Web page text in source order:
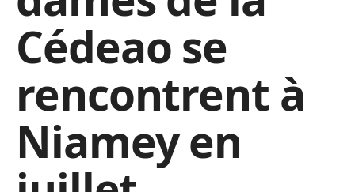
Cédeao se
rencontrent à
Niamey en